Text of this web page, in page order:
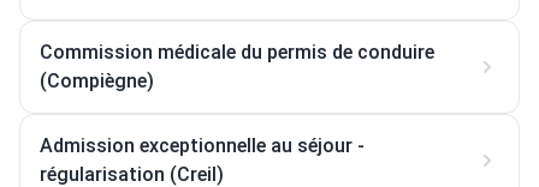
Commission médicale du permis de conduire
(Compiègne)
Admission exceptionnelle au séjour -
régularisation (Creil)